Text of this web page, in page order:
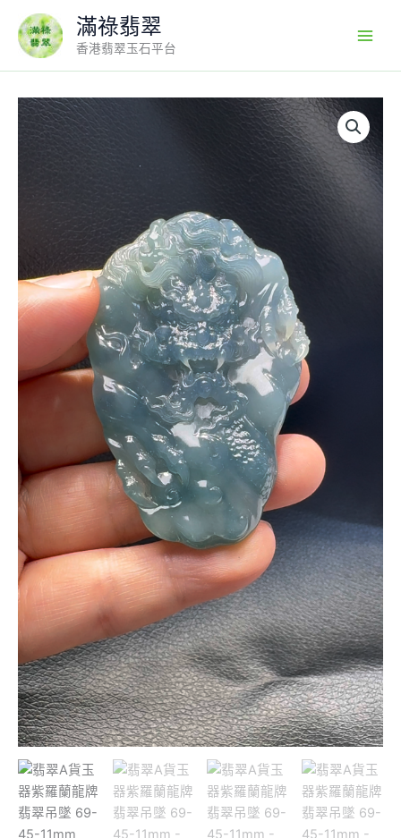
content
滿祿翡翠
香港翡翠玉石平台
翡
翠
牌
翡
翠
69-
45-